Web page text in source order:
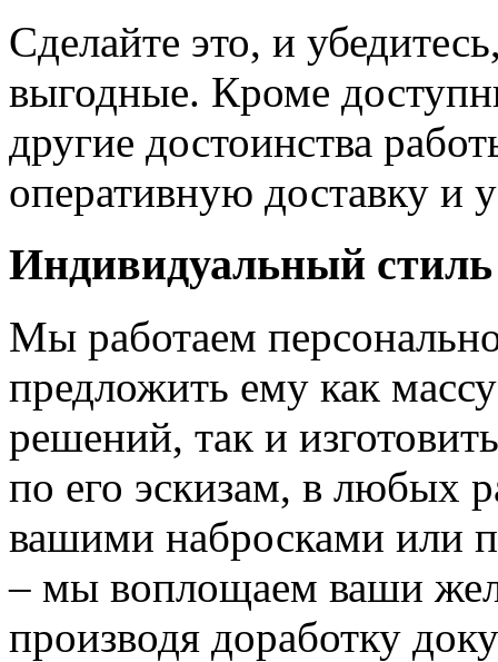
Сделайте это, и
выгодные. Кроме
другие достоинства
оперативную доставку и
Индивидуальный стиль
Мы работаем
предложить ему как
решений, так и
по его эскизам, в любых
вашими набросками или
– мы воплощаем ваши
производя доработку